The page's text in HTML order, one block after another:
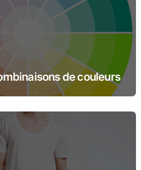
de couleurs